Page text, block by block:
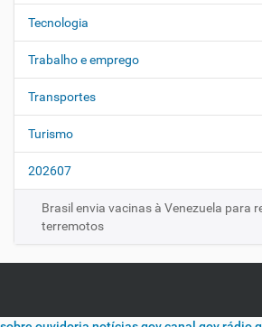
Tecnologia
Trabalho e emprego
Transportes
Turismo
202607
Brasil envia vacinas à Venezuela para
terremotos